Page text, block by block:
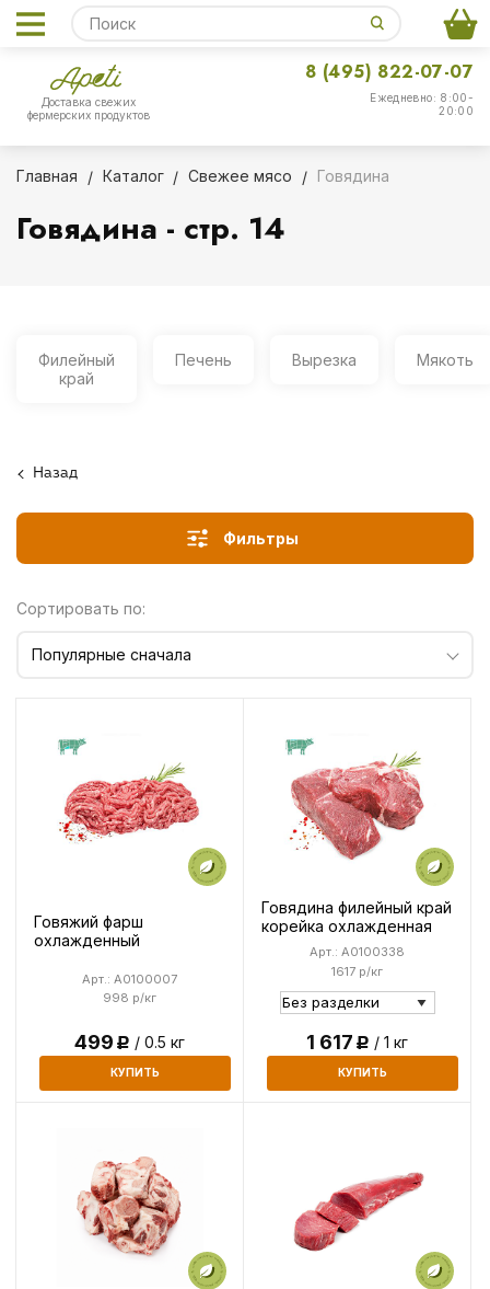
Доставка свежих
фермерских продуктов
Ежедневно: 8:00-
20:00
8 (495) 822-07-07
Главная Каталог Свежее мясо Говядина
Говядина - стр. 14
Филейный
край
Печень Вырезка Мякоть
Назад
Фильтры
Сортировать по:
Популярные сначала
Говяжий фарш
охлажденный
998 р/кг
Арт.: A0100007
499Р / 0.5 кг
КУПИТЬ
Говядина филейный край
корейка охлажденная
1617 р/кг
Арт.: A0100338
1 617Р / 1 кг
КУПИТЬ